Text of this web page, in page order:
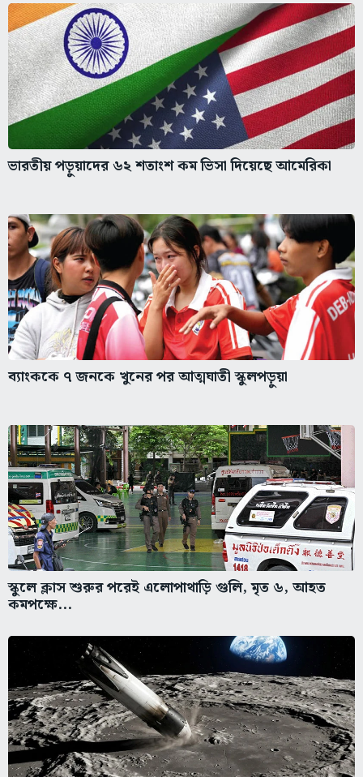
ভারতীয় পড়ুয়াদের ৬২ শতাংশ কম ভিসা দিয়েছে আমেরিকা
ব্যাংককে ৭ জনকে খুনের পর আত্মঘাতী স্কুলপড়ুয়া
স্কুলে ক্লাস শুরুর পরেই এলোপাথাড়ি গুলি, মৃত ৬, আহত
কমপক্ষে...